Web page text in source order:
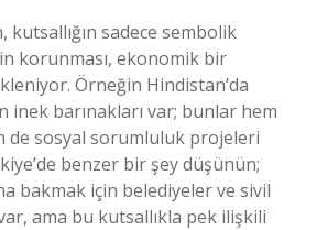
kutsallığın sadece sembolik
korunması, ekonomik bir
Örneğin Hindistan’da
inek barınakları var; bunlar hem
de sosyal sorumluluk projeleri
benzer bir şey düşünün;
bakmak için belediyeler ve sivil
ama bu kutsallıkla pek ilişkili